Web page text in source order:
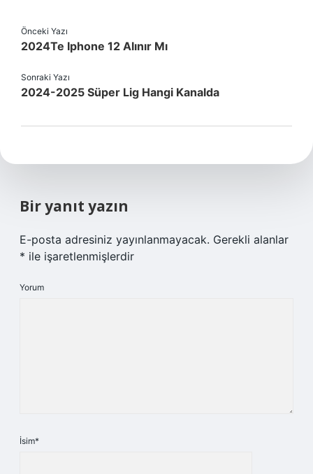
Önceki Yazı
2024Te Iphone 12 Alınır Mı
Sonraki Yazı
2024-2025 Süper Lig Hangi Kanalda
Bir yanıt yazın
E-posta adresiniz yayınlanmayacak. Gerekli alanlar
* ile işaretlenmişlerdir
Yorum
İsim*